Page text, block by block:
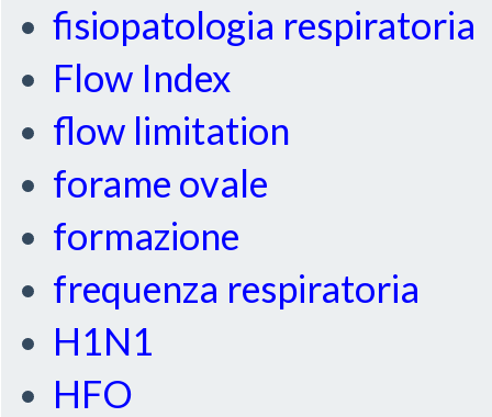
fisiopatologia respiratoria
Flow Index
flow limitation
forame ovale
formazione
frequenza respiratoria
H1N1
HFO